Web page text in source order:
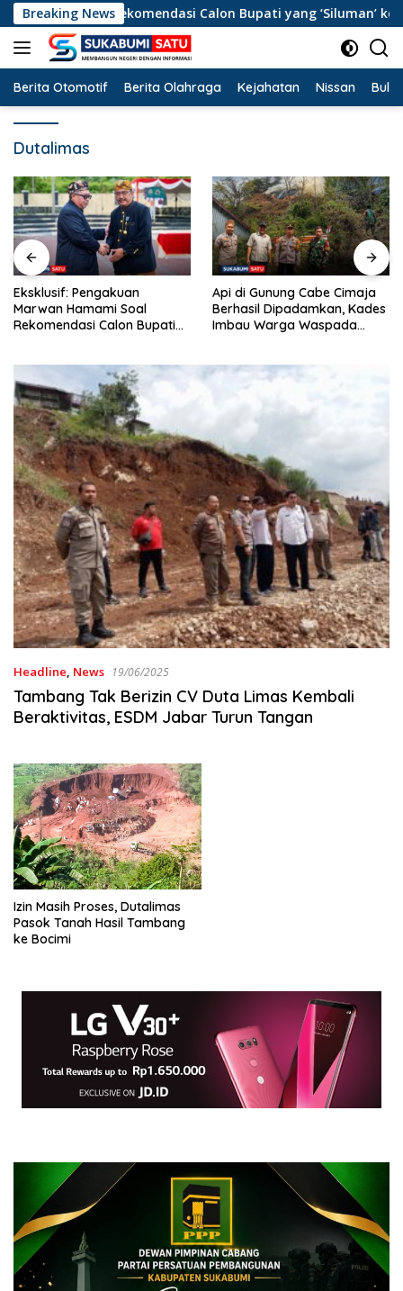
Langsung
ke
konten
Breaking News
Soal Rekomendasi Calon Bupati yang ‘Siluman’ ke DPP dan
Berita Otomotif Berita Olahraga Kejahatan Nissan
Dutalimas
Api di Gunung Cabe Cimaja
Berhasil Dipadamkan, Kades
Imbau Warga Waspada
Tancap Gas Mid-Term, Bupati
Asep Japar Segarkan 27
Camat demi Akselerasi
Headline, News 19/06/2025
Tambang Tak Berizin CV Duta Limas Kembali
Beraktivitas, ESDM Jabar Turun Tangan
Izin Masih Proses, Dutalimas
Pasok Tanah Hasil Tambang
ke Bocimi